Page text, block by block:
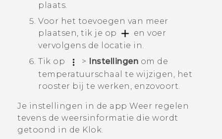
plaats.
Voor het toevoegen van meer
plaatsen, tik je op
en voer
vervolgens de locatie in.
Tik op
> Instellingen om de
temperatuurschaal te wijzigen, het
rooster bij te werken, enzovoort.
Je instellingen in de app Weer regelen
tevens de weersinformatie die wordt
getoond in de Klok